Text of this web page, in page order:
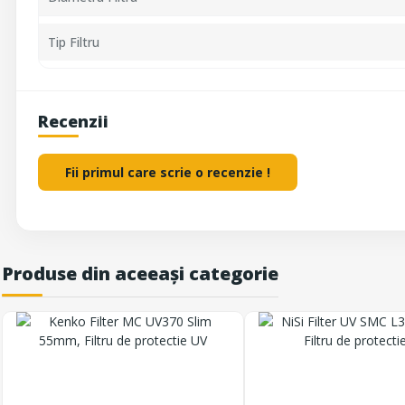
Tip Filtru
Recenzii
Fii primul care scrie o recenzie !
Produse din aceeași categorie